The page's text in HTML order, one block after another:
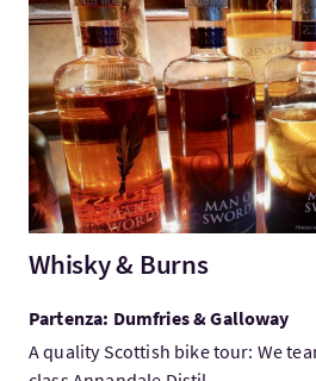
Visita:Whisky & Burns
Whisky & Burns
Partenza: Dumfries & Galloway
A quality Scottish bike tour: We